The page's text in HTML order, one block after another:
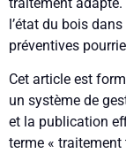
l’état du bois
préventives
Cet article est
un système de
et la publication
terme « traitement